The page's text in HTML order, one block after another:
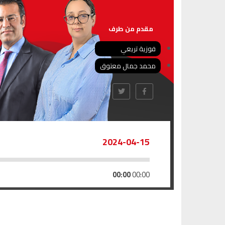
مقدم من طرف
فوزية تريعي
محمد جمال معتوق
2024-04-15
00:0000:00